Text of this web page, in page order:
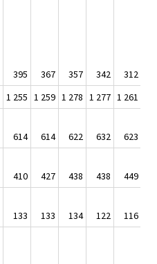
395 367 357 342 312
1 255 1 259 1 278 1 277 1 261
614 614 622 632 623
410 427 438 438 449
133 133 134 122 116